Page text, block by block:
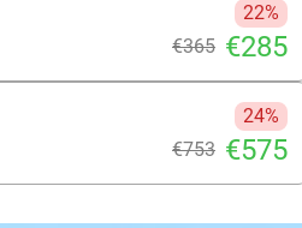
22%
€365 €285
24%
€753 €575